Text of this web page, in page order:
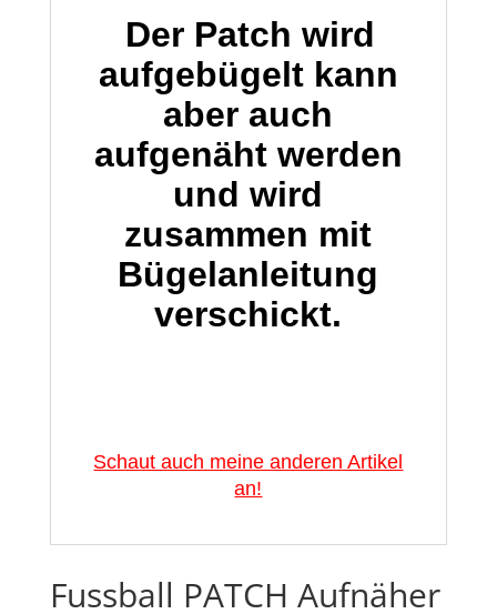
Der Patch wird
aufgebügelt kann
aber auch
aufgenäht werden
und wird
zusammen mit
Bügelanleitung
verschickt.
Schaut auch meine anderen Artikel
an!
Fussball PATCH Aufnäher